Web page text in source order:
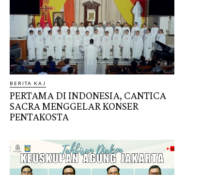
BERITA KAJ
PERTAMA DI INDONESIA, CANTICA
SACRA MENGGELAR KONSER
PENTAKOSTA